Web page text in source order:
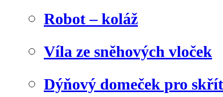
Robot – koláž
Víla ze sněhových vloček
Dýňový domeček pro